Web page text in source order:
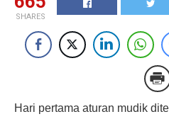
SHARES
Hari pertama aturan mudik